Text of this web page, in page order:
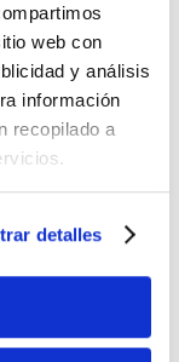
web con
y análisis
información
recopilado a
detalles
se
en
deberá
dirección,
dichos
para su